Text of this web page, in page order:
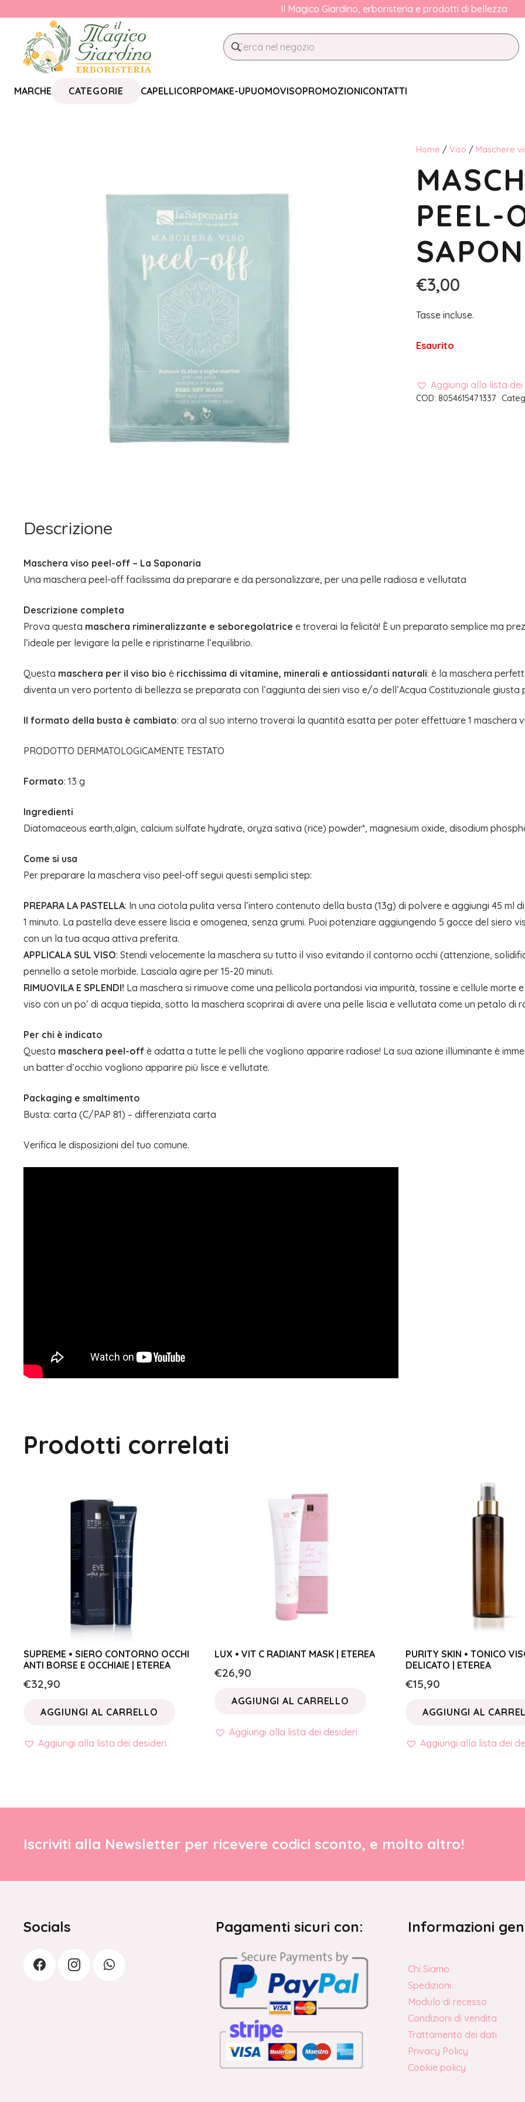
Il Magico Giardino, erboristeria e prodotti di bellezza
MARCHE CATEGORIE CAPELLICORPOMAKE-UPUOMOVISOPROMOZIONICONTATTI
Home / Viso / Maschere
PEEL-
€3,00
Tasse incluse.
Esaurito
Aggiungi alla lista dei
COD: 8054615471337
Descrizione
Maschera viso peel-off – La Saponaria
Una maschera peel-off facilissima da preparare e da personalizzare, per una pelle radiosa e vellutata
Descrizione completa
Prova questa maschera rimineralizzante e seboregolatrice e troverai la felicità! È un preparato semplice ma
l’ideale per levigare la pelle e ripristinarne l’equilibrio.
Questa maschera per il viso bio è ricchissima di vitamine, minerali e antiossidanti naturali: è la maschera
diventa un vero portento di bellezza se preparata con l’aggiunta dei sieri viso e/o dell’Acqua Costituzionale giusta
Il formato della busta è cambiato: ora al suo interno troverai la quantità esatta per poter effettuare 1 maschera
PRODOTTO DERMATOLOGICAMENTE TESTATO
Formato: 13 g
Ingredienti
Diatomaceous earth,algin, calcium sulfate hydrate, oryza sativa (rice) powder*, magnesium oxide, disodium
Come si usa
Per preparare la maschera viso peel-off segui questi semplici step:
PREPARA LA PASTELLA: In una ciotola pulita versa l’intero contenuto della busta (13g) di polvere e aggiungi 45 ml
1 minuto. La pastella deve essere liscia e omogenea, senza grumi. Puoi potenziare aggiungendo 5 gocce del siero
con un la tua acqua attiva preferita.
APPLICALA SUL VISO: Stendi velocemente la maschera su tutto il viso evitando il contorno occhi (attenzione,
pennello a setole morbide. Lasciala agire per 15-20 minuti.
RIMUOVILA E SPLENDI! La maschera si rimuove come una pellicola portandosi via impurità, tossine e cellule morte
viso con un po’ di acqua tiepida, sotto la maschera scoprirai di avere una pelle liscia e vellutata come un petalo di
Per chi è indicato
Questa maschera peel-off è adatta a tutte le pelli che vogliono apparire radiose! La sua azione illuminante è
un batter d’occhio vogliono apparire più lisce e vellutate.
Packaging e smaltimento
Busta: carta (C/PAP 81) – differenziata carta
Verifica le disposizioni del tuo comune.
Prodotti correlati
SUPREME • SIERO CONTORNO OCCHI
ANTI BORSE E OCCHIAIE | ETEREA
€32,90
AGGIUNGI AL CARRELLO
Aggiungi alla lista dei desideri
LUX • VIT C RADIANT MASK | ETEREA
€26,90
AGGIUNGI AL CARRELLO
Aggiungi alla lista dei desideri
PURITY SKIN • TONICO
DELICATO | ETEREA
€15,90
AGGIUNGI AL
Aggiungi alla lista dei
Iscriviti alla Newsletter per ricevere codici sconto, e molto altro!
Socials Pagamenti sicuri con: Informazioni
Chi Siamo
Spedizioni
Modulo di recesso
Condizioni di vendita
Trattamento dei dati
Privacy Policy
Cookie policy